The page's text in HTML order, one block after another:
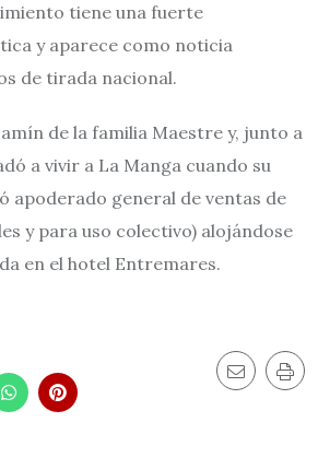
tiene una fuerte
y aparece como noticia
de tirada nacional.
de la familia Maestre y, junto a
a vivir a La Manga cuando su
apoderado general de ventas de
y para uso colectivo) alojándose
en el hotel Entremares.